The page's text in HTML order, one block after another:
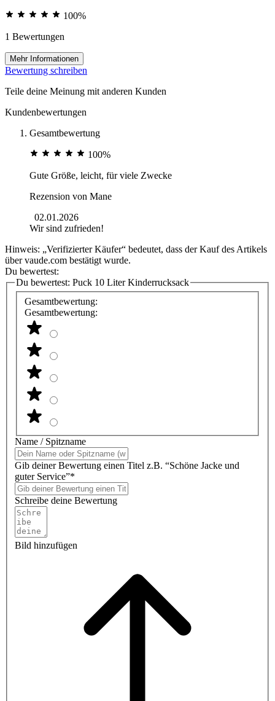
100%
1 Bewertungen
Mehr Informationen
Bewertung schreiben
Teile deine Meinung mit anderen Kunden
Kundenbewertungen
Gesamtbewertung
100%
Gute Größe, leicht, für viele Zwecke
Rezension von Mane
02.01.2026
Wir sind zufrieden!
Hinweis: „Verifizierter Käufer“ bedeutet, dass der Kauf des Artikels
über vaude.com bestätigt wurde.
Du bewertest:
Du bewertest: Puck 10 Liter Kinderrucksack
Gesamtbewertung:
Gesamtbewertung:
Name / Spitzname
Gib deiner Bewertung einen Titel z.B. “Schöne Jacke und
guter Service”*
Schreibe deine Bewertung
Bild hinzufügen